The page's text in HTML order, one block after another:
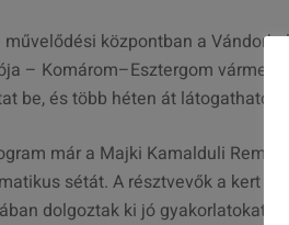
központban a
– Komárom–Esztergom
be, és több héten át látogatható
már a Majki Kamalduli
sétát. A résztvevők a kert
dolgoztak ki jó gyakorlatokat a